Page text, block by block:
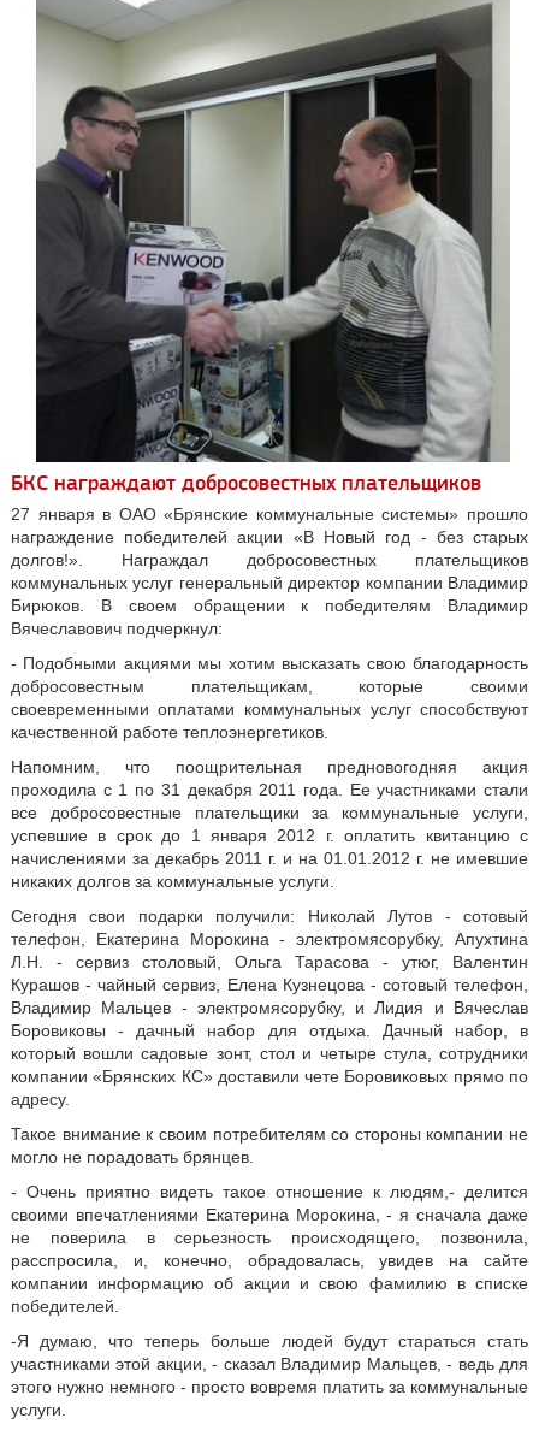
БКС награждают добросовестных плательщиков
27 января в ОАО «Брянские коммунальные системы» прошло
награждение победителей акции «В Новый год - без старых
долгов!». Награждал добросовестных плательщиков
коммунальных услуг генеральный директор компании Владимир
Бирюков. В своем обращении к победителям Владимир
Вячеславович подчеркнул:
- Подобными акциями мы хотим высказать свою благодарность
добросовестным плательщикам, которые своими
своевременными оплатами коммунальных услуг способствуют
качественной работе теплоэнергетиков.
Напомним, что поощрительная предновогодняя акция
проходила с 1 по 31 декабря 2011 года. Ее участниками стали
все добросовестные плательщики за коммунальные услуги,
успевшие в срок до 1 января 2012 г. оплатить квитанцию с
начислениями за декабрь 2011 г. и на 01.01.2012 г. не имевшие
никаких долгов за коммунальные услуги.
Сегодня свои подарки получили: Николай Лутов - сотовый
телефон, Екатерина Морокина - электромясорубку, Апухтина
Л.Н. - сервиз столовый, Ольга Тарасова - утюг, Валентин
Курашов - чайный сервиз, Елена Кузнецова - сотовый телефон,
Владимир Мальцев - электромясорубку, и Лидия и Вячеслав
Боровиковы - дачный набор для отдыха. Дачный набор, в
который вошли садовые зонт, стол и четыре стула, сотрудники
компании «Брянских КС» доставили чете Боровиковых прямо по
адресу.
Такое внимание к своим потребителям со стороны компании не
могло не порадовать брянцев.
- Очень приятно видеть такое отношение к людям,- делится
своими впечатлениями Екатерина Морокина, - я сначала даже
не поверила в серьезность происходящего, позвонила,
расспросила, и, конечно, обрадовалась, увидев на сайте
компании информацию об акции и свою фамилию в списке
победителей.
-Я думаю, что теперь больше людей будут стараться стать
участниками этой акции, - сказал Владимир Мальцев, - ведь для
этого нужно немного - просто вовремя платить за коммунальные
услуги.